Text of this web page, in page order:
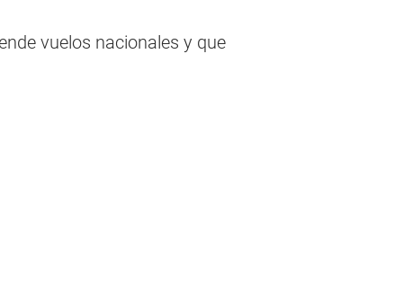
vuelos nacionales y que